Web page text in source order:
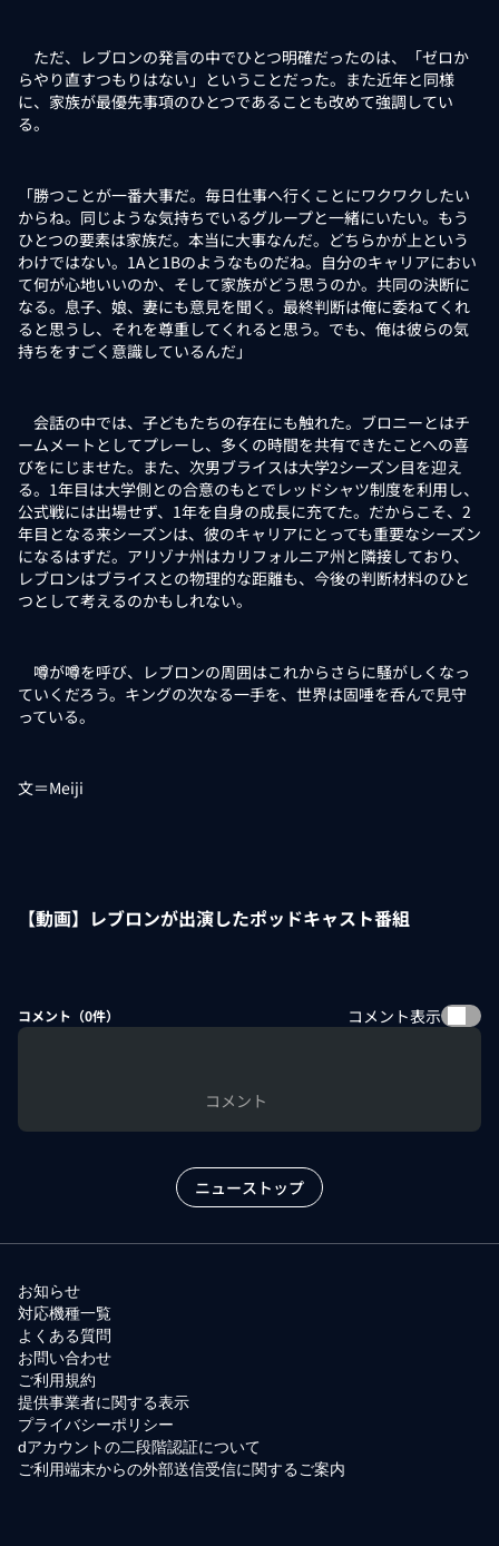
ただ、レブロンの発言の中でひとつ明確だったのは、「ゼロか
らやり直すつもりはない」ということだった。また近年と同様
に、家族が最優先事項のひとつであることも改めて強調してい
る。
「勝つことが一番大事だ。毎日仕事へ行くことにワクワクしたい
からね。同じような気持ちでいるグループと一緒にいたい。もう
ひとつの要素は家族だ。本当に大事なんだ。どちらかが上という
わけではない。1Aと1Bのようなものだね。自分のキャリアにおい
て何が心地いいのか、そして家族がどう思うのか。共同の決断に
なる。息子、娘、妻にも意見を聞く。最終判断は俺に委ねてくれ
ると思うし、それを尊重してくれると思う。でも、俺は彼らの気
持ちをすごく意識しているんだ」
会話の中では、子どもたちの存在にも触れた。ブロニーとはチ
ームメートとしてプレーし、多くの時間を共有できたことへの喜
びをにじませた。また、次男ブライスは大学2シーズン目を迎え
る。1年目は大学側との合意のもとでレッドシャツ制度を利用し、
公式戦には出場せず、1年を自身の成長に充てた。だからこそ、2
年目となる来シーズンは、彼のキャリアにとっても重要なシーズン
になるはずだ。アリゾナ州はカリフォルニア州と隣接しており、
レブロンはブライスとの物理的な距離も、今後の判断材料のひと
つとして考えるのかもしれない。
噂が噂を呼び、レブロンの周囲はこれからさらに騒がしくなっ
ていくだろう。キングの次なる一手を、世界は固唾を呑んで見守
っている。
文＝Meiji
【動画】レブロンが出演したポッドキャスト番組
コメント（0件） コメント表示
コメント
ニューストップ
お知らせ
対応機種一覧
よくある質問
お問い合わせ
ご利用規約
提供事業者に関する表示
プライバシーポリシー
dアカウントの二段階認証について
ご利用端末からの外部送信受信に関するご案内